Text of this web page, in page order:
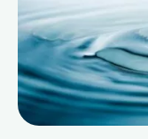
Qui sommes-nous ?
Nous rejoindre